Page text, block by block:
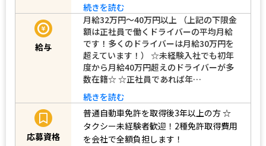
続きを読む
給与
月給32万円～40万円以上 （上記の下限金
額は正社員で働くドライバーの平均月給
です！多くのドライバーは月給30万円を
超えています！） ☆未経験入社でも初年
度から月給40万円超えのドライバーが多
数在籍☆ ☆正社員であれば年…
続きを読む
応募資格
普通自動車免許を取得後3年以上の方☆
タクシー未経験者歓迎！2種免許取得費用
を会社で全額負担します！